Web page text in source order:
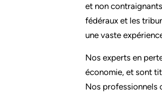
et non
fédéraux et les
une vaste
Nos experts en
économie, et sont
Nos professionnels